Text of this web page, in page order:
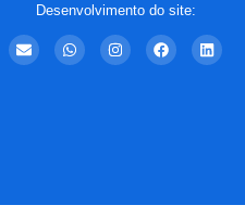
Desenvolvimento do site: